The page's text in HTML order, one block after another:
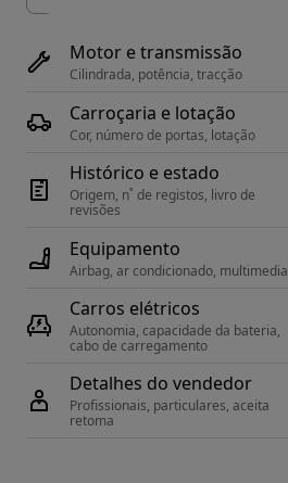
Motor e transmissão
Cilindrada, potência, tracção
Carroçaria e lotação
Cor, número de portas, lotação
Histórico e estado
Origem, n˚ de registos, livro de
revisões
Equipamento
Airbag, ar condicionado, multimedia
Carros elétricos
Autonomia, capacidade da bateria,
cabo de carregamento
Detalhes do vendedor
Profissionais, particulares, aceita
retoma